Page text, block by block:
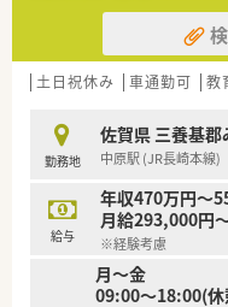
土日祝休み 車通勤可 教
勤務地
佐賀県 三養基郡
中原駅 (JR長崎本線)
給与
年収470万円～
月給293,000円
※経験考慮
月～金
09:00～18:00(休